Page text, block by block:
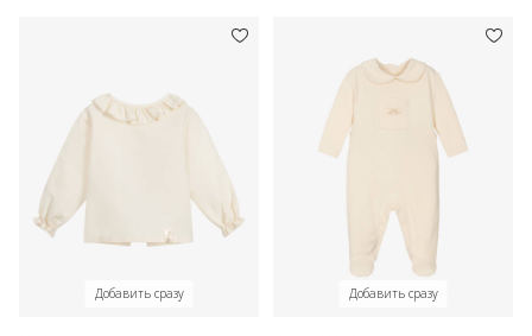
Добавить сразу Добавить сразу